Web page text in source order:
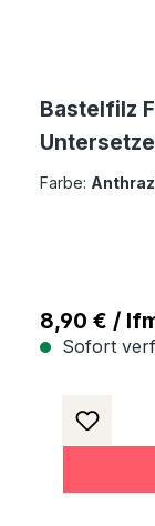
Bastelfilz
antrahzit
Farbe:
8,90 € /
Sofort